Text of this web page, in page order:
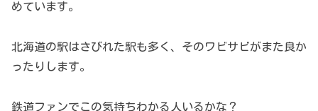
めています。
北海道の駅はさびれた駅も多く、そのワビサビがまた良か
ったりします。
鉄道ファンでこの気持ちわかる人いるかな？